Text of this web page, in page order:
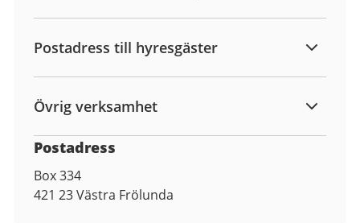
Postadress till hyresgäster
Övrig verksamhet
Postadress
Box 334
421 23Västra Frölunda